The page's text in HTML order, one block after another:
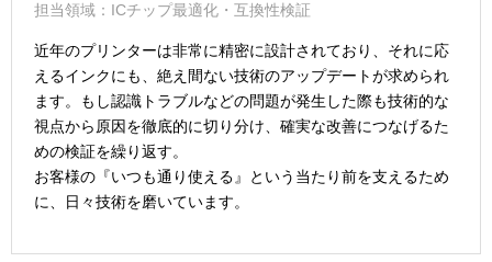
担当領域：ICチップ最適化・互換性検証
近年のプリンターは非常に精密に設計されており、それに応
えるインクにも、絶え間ない技術のアップデートが求められ
ます。もし認識トラブルなどの問題が発生した際も技術的な
視点から原因を徹底的に切り分け、確実な改善につなげるた
めの検証を繰り返す。
お客様の『いつも通り使える』という当たり前を支えるため
に、日々技術を磨いています。